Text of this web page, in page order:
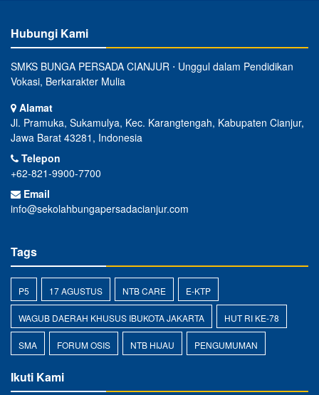
Hubungi Kami
SMKS BUNGA PERSADA CIANJUR ⋅ Unggul dalam Pendidikan
Vokasi, Berkarakter Mulia
Alamat
Jl. Pramuka, Sukamulya, Kec. Karangtengah, Kabupaten Cianjur,
Jawa Barat 43281, Indonesia
Telepon
+62-821-9900-7700
Email
info@sekolahbungapersadacianjur.com
Tags
P5 17 AGUSTUS NTB CARE E-KTP
WAGUB DAERAH KHUSUS IBUKOTA JAKARTA HUT RI KE-78
SMA FORUM OSIS NTB HIJAU PENGUMUMAN
Ikuti Kami